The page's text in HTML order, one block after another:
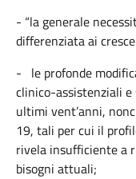
- “la generale
differenziata ai
- le profonde
clinico-assistenziali
ultimi vent’anni,
19, tali per cui il
rivela insufficiente a
bisogni attuali;